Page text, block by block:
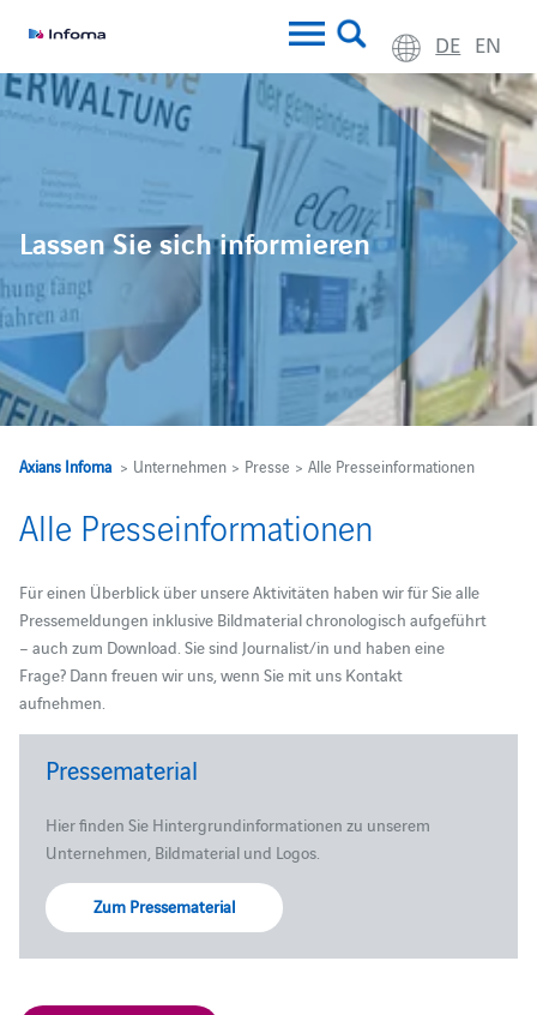
DE EN
Lassen Sie sich informieren
Axians Infoma> Unternehmen > Presse > Alle Presseinformationen
Alle Presseinformationen
Für einen Überblick über unsere Aktivitäten haben wir für Sie alle
Pressemeldungen inklusive Bildmaterial chronologisch aufgeführt
– auch zum Download. Sie sind Journalist/in und haben eine
Frage? Dann freuen wir uns, wenn Sie mit uns Kontakt
aufnehmen.
Pressematerial
Hier finden Sie Hintergrundinformationen zu unserem
Unternehmen, Bildmaterial und Logos.
Zum Pressematerial